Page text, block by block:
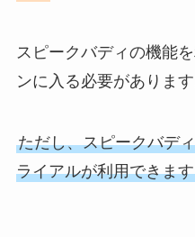
スピークバディの機能
ンに入る必要があります
ただし、スピークバデ
ライアルが利用できま